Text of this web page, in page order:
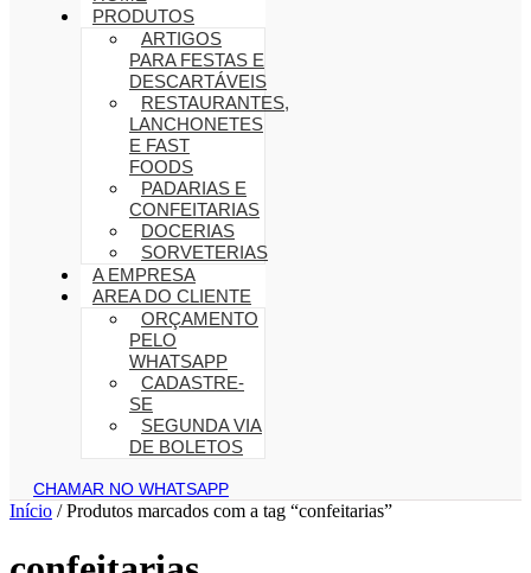
PRODUTOS
ARTIGOS
PARA FESTAS E
DESCARTÁVEIS
RESTAURANTES,
LANCHONETES
E FAST
FOODS
PADARIAS E
CONFEITARIAS
DOCERIAS
SORVETERIAS
A EMPRESA
AREA DO CLIENTE
ORÇAMENTO
PELO
WHATSAPP
CADASTRE-
SE
SEGUNDA VIA
DE BOLETOS
CHAMAR NO WHATSAPP
Início / Produtos marcados com a tag “confeitarias”